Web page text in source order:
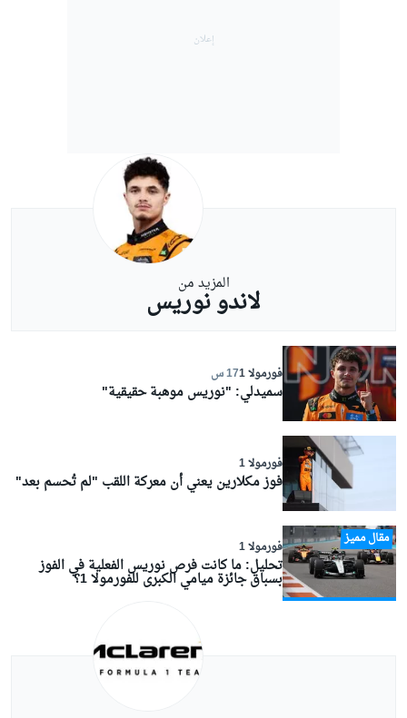
المزيد من
لاندو نوريس
فورمولا 1 17 س
سميدلي: "نوريس موهبة حقيقية"
فورمولا 1
فوز مكلارين يعني أن معركة اللقب "لم تُحسم بعد"
مقال مميز فورمولا 1
تحليل: ما كانت فرص نوريس الفعلية في الفوز
بسباق جائزة ميامي الكبرى للفورمولا 1؟